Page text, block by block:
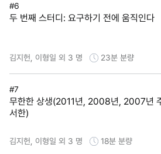
#6
두 번째 스터디: 요구하기 전에 움직인다
김지헌, 이형일 외 3 명 23분 분량
#7
무한한 상생(2011년, 2008년, 2007년
서한)
김지헌, 이형일 외 3 명 18분 분량